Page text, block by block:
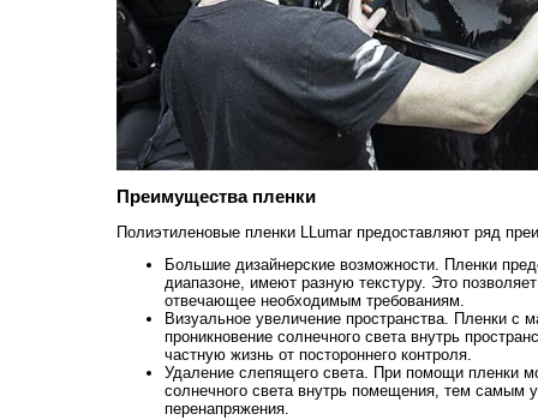
Преимущества пленки
Полиэтиленовые пленки LLumar предоставляют ряд
Большие дизайнерские возможности. Пленки
диапазоне, имеют разную текстуру. Это
отвечающее необходимым требованиям.
Визуальное увеличение пространства. Пленки с
проникновение солнечного света внутрь
частную жизнь от постороннего контроля.
Удаление слепящего света. При помощи пленки
солнечного света внутрь помещения, тем самым
перенапряжения.